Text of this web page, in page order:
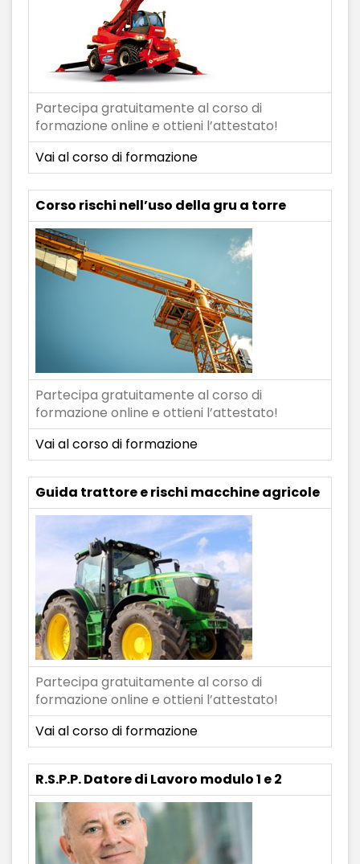
Partecipa gratuitamente al corso di
formazione online e ottieni l’attestato!
Vai al corso di formazione
Corso rischi nell’uso della gru a torre
Partecipa gratuitamente al corso di
formazione online e ottieni l’attestato!
Vai al corso di formazione
Guida trattore e rischi macchine agricole
Partecipa gratuitamente al corso di
formazione online e ottieni l’attestato!
Vai al corso di formazione
R.S.P.P. Datore di Lavoro modulo 1 e 2